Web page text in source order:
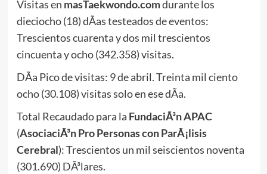
Visitas en masTaekwondo.comdurante los
dieciocho (18) dÃ­as testeados de eventos:
Trescientos cuarenta y dos mil trescientos
cincuenta y ocho (342.358) visitas.
DÃ­a Pico de visitas: 9 de abril. Treinta mil ciento
ocho (30.108) visitas solo en ese dÃ­a.
Total Recaudado para la FundaciÃ³n APAC
(AsociaciÃ³n Pro Personas con ParÃ¡lisis
Cerebral): Trescientos un mil seiscientos noventa
(301.690) DÃ³lares.